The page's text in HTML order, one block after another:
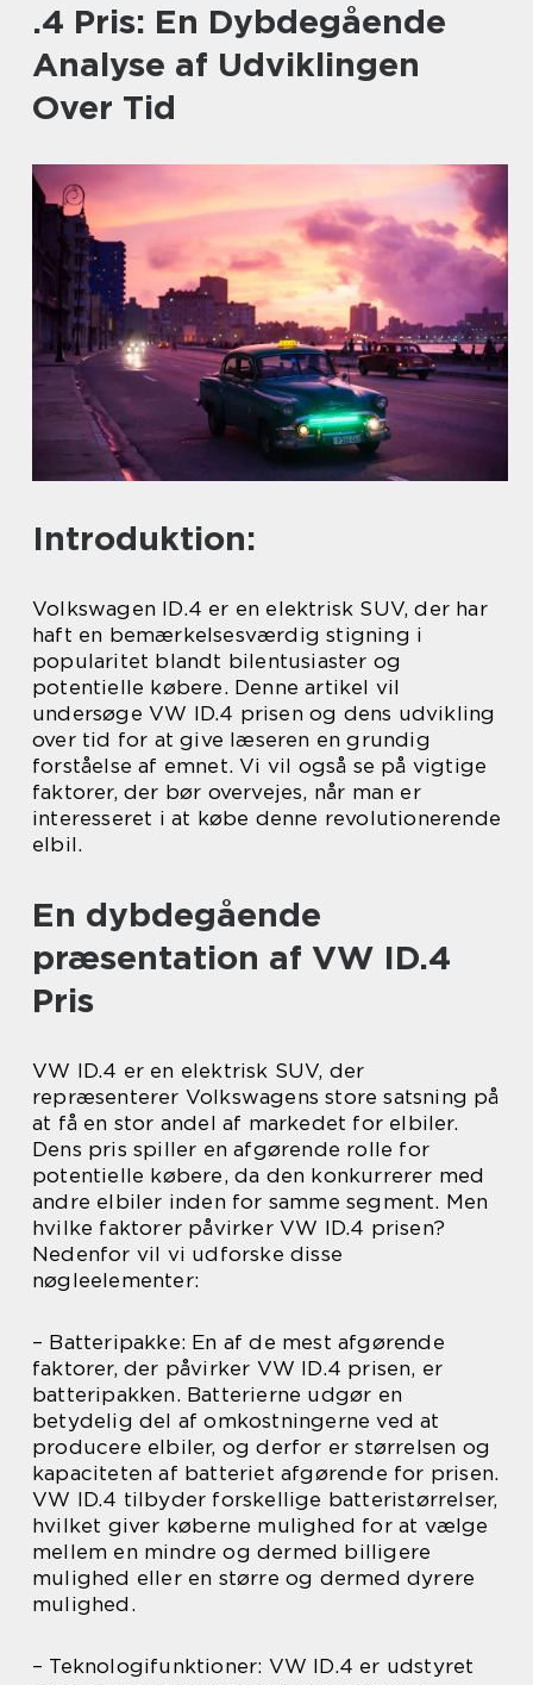
.4 Pris: En Dybdegående
Analyse af Udviklingen
Over Tid
Introduktion:
Volkswagen ID.4 er en elektrisk SUV, der har
haft en bemærkelsesværdig stigning i
popularitet blandt bilentusiaster og
potentielle købere. Denne artikel vil
undersøge VW ID.4 prisen og dens udvikling
over tid for at give læseren en grundig
forståelse af emnet. Vi vil også se på vigtige
faktorer, der bør overvejes, når man er
interesseret i at købe denne revolutionerende
elbil.
En dybdegående
præsentation af VW ID.4
Pris
VW ID.4 er en elektrisk SUV, der
repræsenterer Volkswagens store satsning på
at få en stor andel af markedet for elbiler.
Dens pris spiller en afgørende rolle for
potentielle købere, da den konkurrerer med
andre elbiler inden for samme segment. Men
hvilke faktorer påvirker VW ID.4 prisen?
Nedenfor vil vi udforske disse
nøgleelementer:
– Batteripakke: En af de mest afgørende
faktorer, der påvirker VW ID.4 prisen, er
batteripakken. Batterierne udgør en
betydelig del af omkostningerne ved at
producere elbiler, og derfor er størrelsen og
kapaciteten af batteriet afgørende for prisen.
VW ID.4 tilbyder forskellige batteristørrelser,
hvilket giver køberne mulighed for at vælge
mellem en mindre og dermed billigere
mulighed eller en større og dermed dyrere
mulighed.
– Teknologifunktioner: VW ID.4 er udstyret